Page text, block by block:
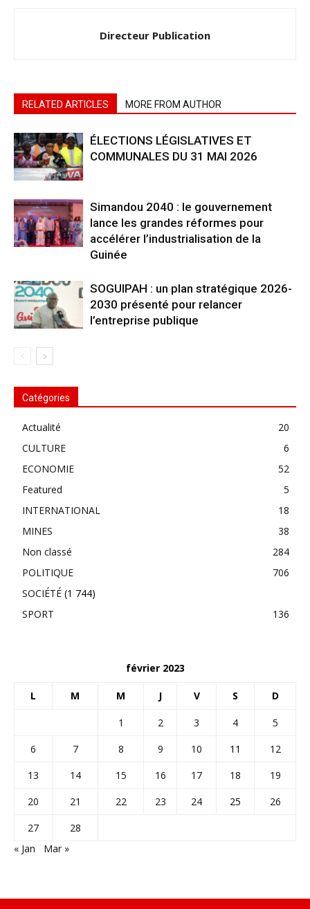
Directeur Publication
RELATED ARTICLES MORE FROM AUTHOR
ÉLECTIONS LÉGISLATIVES ET
COMMUNALES DU 31 MAI 2026
Simandou 2040 : le gouvernement
lance les grandes réformes pour
accélérer l’industrialisation de la
Guinée
SOGUIPAH : un plan stratégique 2026-
2030 présenté pour relancer
l’entreprise publique
Catégories
Actualité
20
CULTURE
6
ECONOMIE
52
Featured
5
INTERNATIONAL
18
MINES
38
Non classé
284
POLITIQUE
706
SOCIÉTÉ (1 744)
SPORT
136
février 2023
L M M J V S D
1 2 3 4
5
6
7 8 9 10 11
12
13
14 15 16 17 18
19
20
21 22 23 24 25
26
27
28
« Jan
Mar »